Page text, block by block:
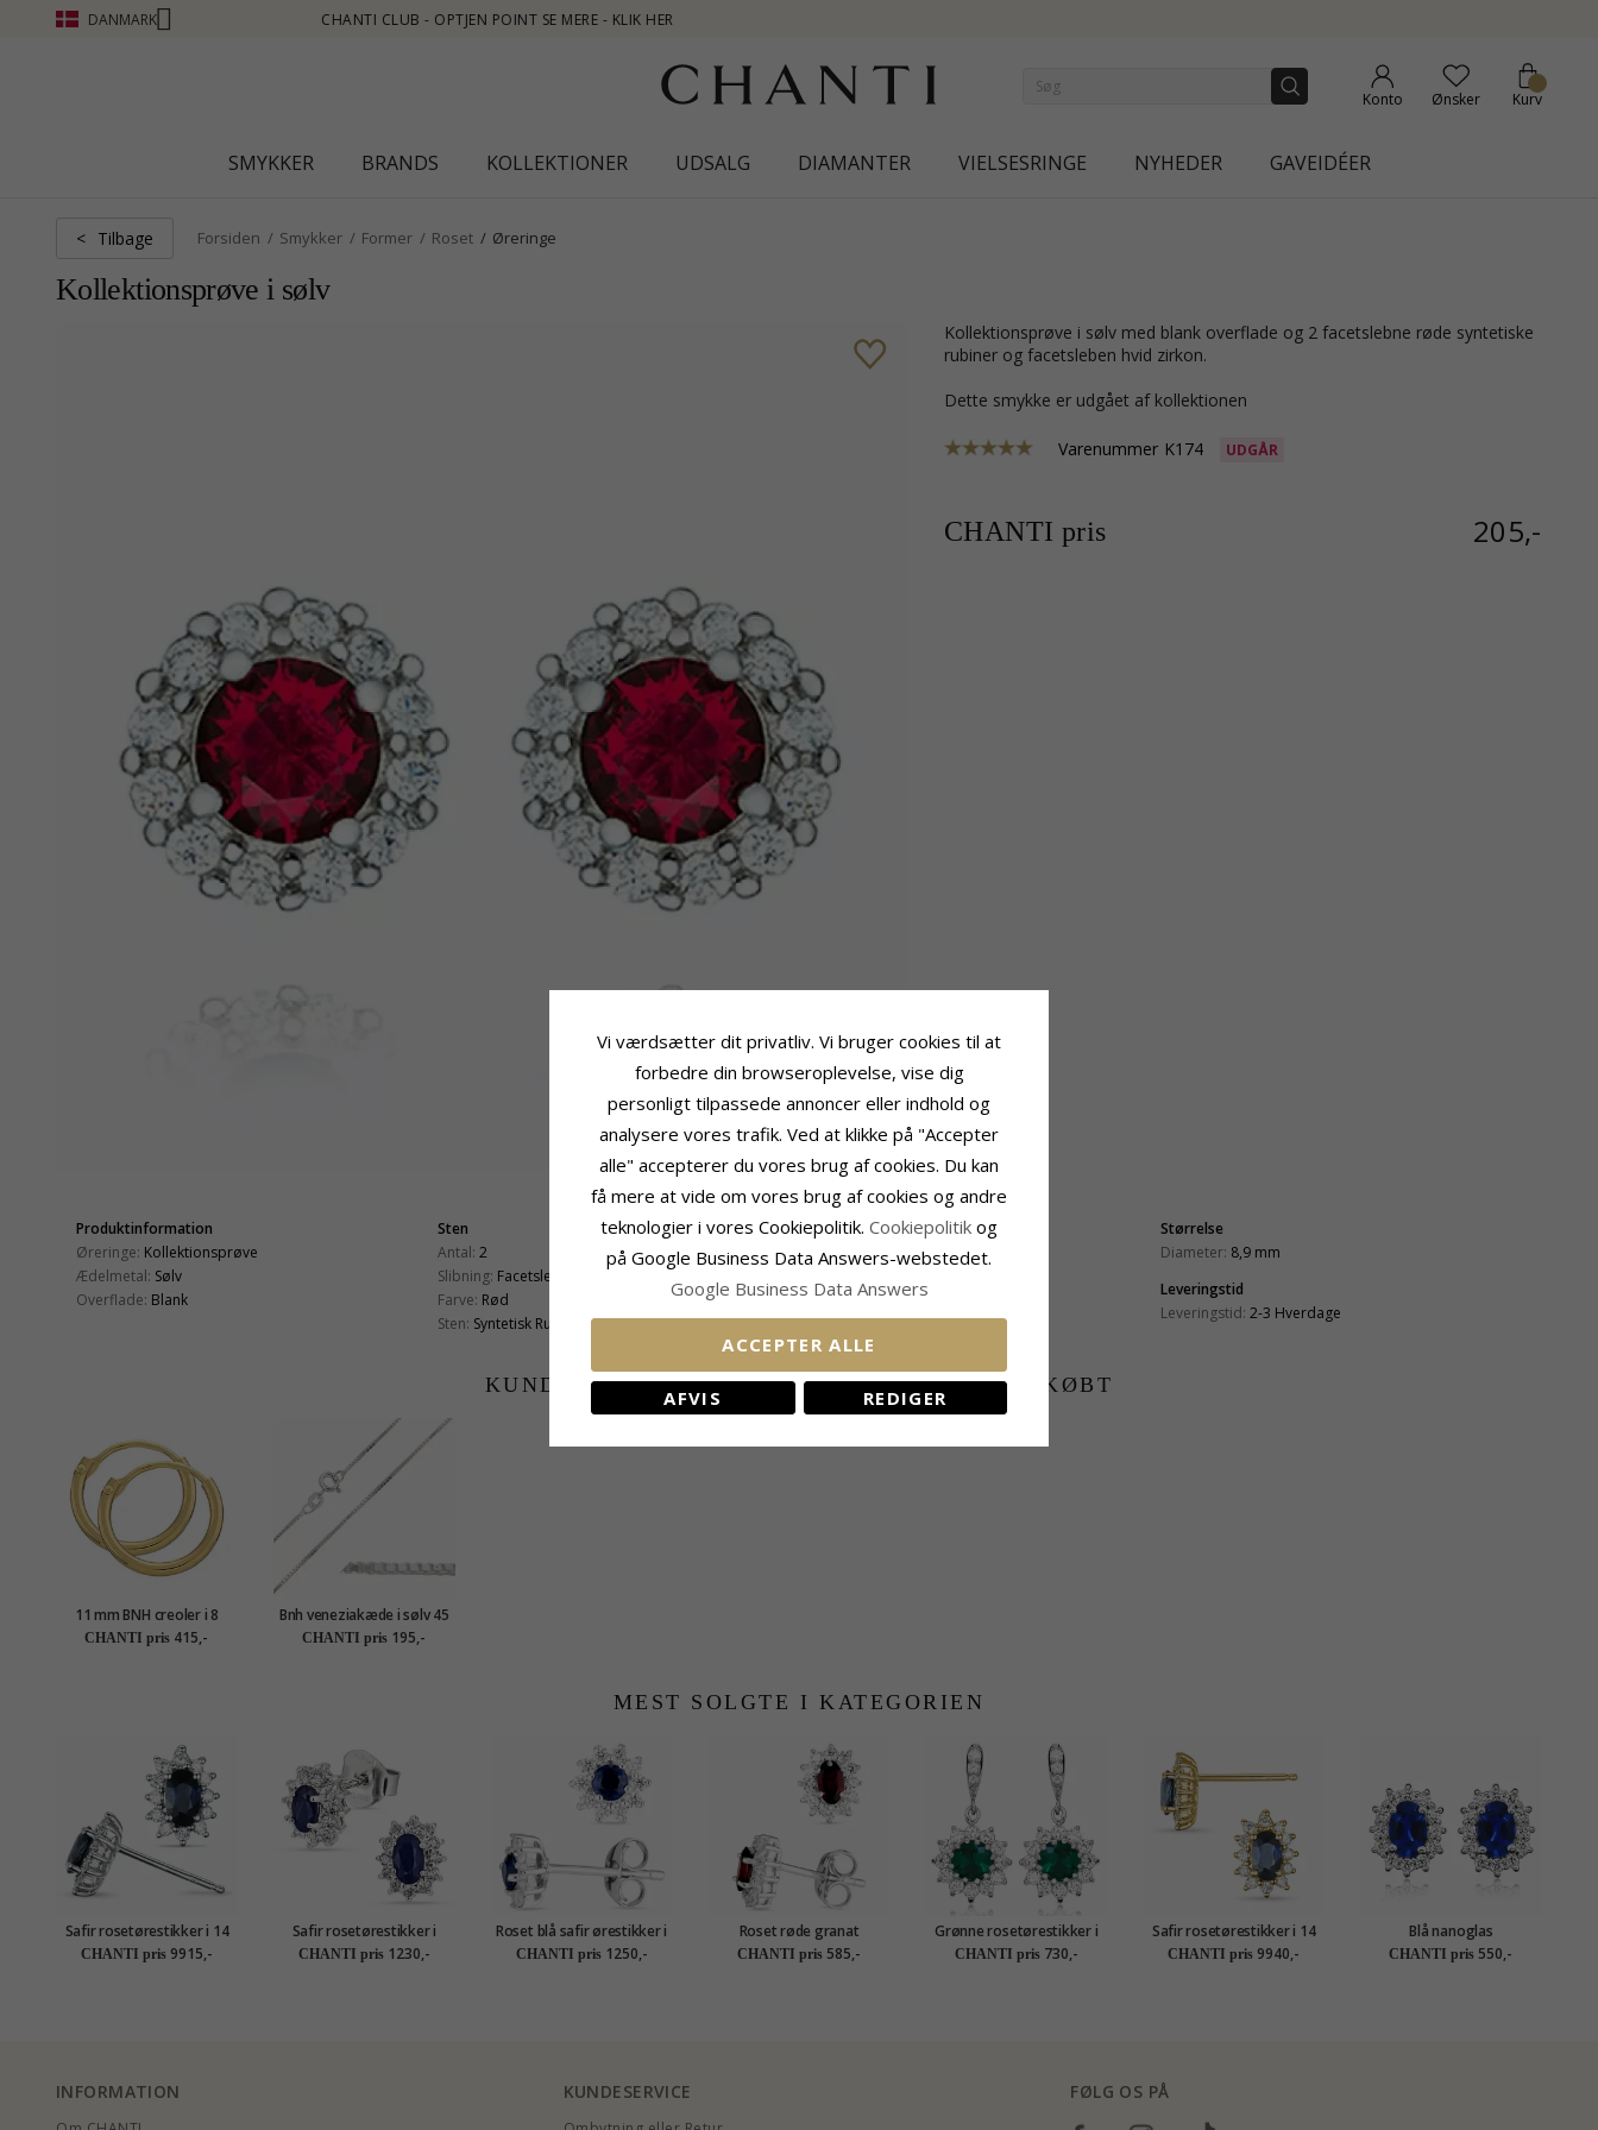
DANMARK
POINT SE MERE - KLIK HER
Konto Ønsker Kurv
SMYKKER BRANDS KOLLEKTIONER UDSALG DIAMANTER VIELSESRINGE NYHEDER GAVEIDÉER
< Tilbage Forsiden Smykker Former Roset Øreringe
Kollektionsprøve i sølv
Kollektionsprøve i sølv med blank overflade og 2 facetslebne røde syntetiske
rubiner og facetsleben hvid zirkon.
Dette smykke er udgået af kollektionen
Varenummer K174 UDGÅR
CHANTI pris 205,-
Produktinformation
Øreringe: Kollektionsprøve
Ædelmetal: Sølv
Overflade: Blank
Sten
Antal: 2
Slibning: Facetsleben
Farve: Rød
Sten: Syntetisk Rubin
Sten
Slibning:Facetsleben
Sten: Zirkon
Størrelse
Diameter: 8,9 mm
Leveringstid
Leveringstid: 2-3 Hverdage
KUNDER DER HAR KØBT DENNE HAR OGSÁ KØBT
11 mm BNH creoler i 8
karat guld
CHANTI pris 415,-
Bnh veneziakæde i sølv 45
cm x 0,8 mm
CHANTI pris 195,-
MEST SOLGTE I KATEGORIEN
Safir rosetørestikker i 14
karat hvidguld med
diamant og safir
CHANTI pris 9915,-
Safir rosetørestikker i
rhodineret sølv
CHANTI pris 1230,-
Roset blå safir ørestikker i
sølv
CHANTI pris 1250,-
Roset røde granat
ørestikker i sølv
CHANTI pris 585,-
Grønne rosetørestikker i
rhodineret sølv
CHANTI pris 730,-
Safir rosetørestikker i 14
karat guld med diamant og
safir
CHANTI pris 9940,-
Blå nanoglas
rosetørestikker i
rhodineret sølv
CHANTI pris 550,-
INFORMATION KUNDESERVICE FØLG OS PÅ
Vi værdsætter dit privatliv. Vi bruger cookies til at
forbedre din browseroplevelse, vise dig
personligt tilpassede annoncer eller indhold og
analysere vores trafik. Ved at klikke på "Accepter
alle" accepterer du vores brug af cookies. Du kan
få mere at vide om vores brug af cookies og andre
teknologier i vores Cookiepolitik. Cookiepolitik og
på Google Business Data Answers-webstedet.
Google Business Data Answers
ACCEPTER ALLE
AFVIS REDIGER